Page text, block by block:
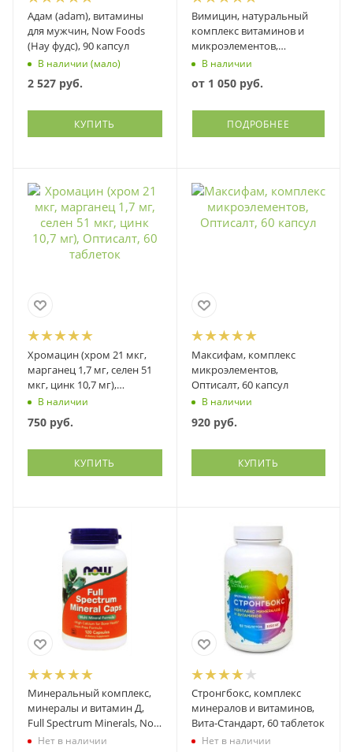
Адам (adam), витамины
для мужчин, Now Foods
(Нау фудс), 90 капсул
В наличии (мало)
2 527 руб.
КУПИТЬ
Вимицин, натуральный
комплекс витаминов и
микроэлементов,
Оптисалт
В наличии
от 1 050 руб.
ПОДРОБНЕЕ
Хромацин (хром 21 мкг,
марганец 1,7 мг, селен 51
мкг, цинк 10,7 мг),
Оптисалт, 60 таблеток
В наличии
750 руб.
КУПИТЬ
Максифам, комплекс
микроэлементов,
Оптисалт, 60 капсул
В наличии
920руб.
КУПИТЬ
Минеральный комплекс,
минералы и витамин Д,
Full Spectrum Minerals, Now
Foods (Нау фудс), 120
Нет в наличии
Стронгбокс, комплекс
минералов и витаминов,
Вита-Стандарт, 60 таблеток
Нет в наличии